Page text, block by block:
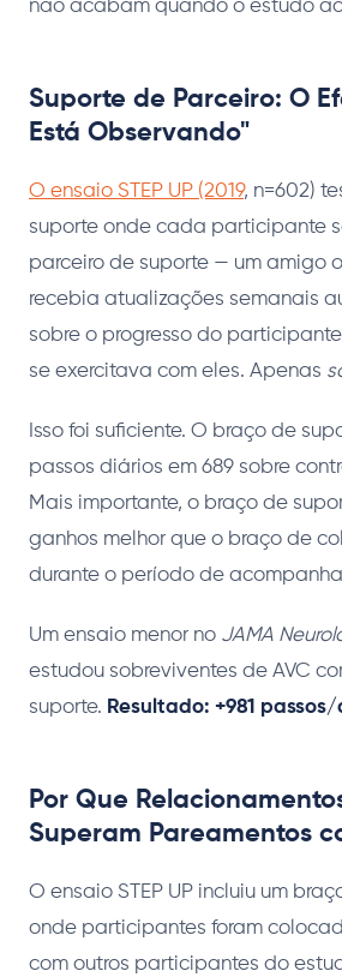
não acabam quando o estudo
Suporte de Parceiro: O
Está Observando"
O ensaio STEP UP (2019, n=602)
suporte onde cada participante
parceiro de suporte — um amigo
recebia atualizações semanais
sobre o progresso do
se exercitava com eles. Apenas
Isso foi suficiente. O braço de
passos diários em 689 sobre
Mais importante, o braço de
ganhos melhor que o braço de
durante o período de
Um ensaio menor no JAMA
estudou sobreviventes de AVC
suporte. Resultado: +981 passos/
Por Que
Superam Pareamentos
O ensaio STEP UP incluiu um
onde participantes foram
com outros participantes do